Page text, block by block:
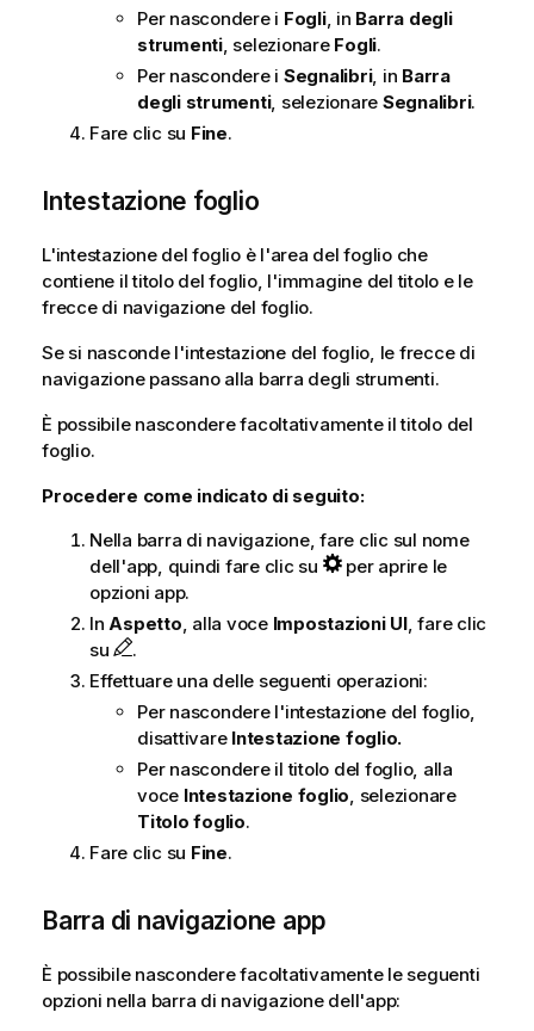
Per nascondere i Fogli, in Barra degli
strumenti, selezionare Fogli.
Per nascondere i Segnalibri, in Barra
degli strumenti, selezionare Segnalibri.
Fare clic su Fine.
Intestazione foglio
L'intestazione del foglio è l'area del foglio che
contiene il titolo del foglio, l'immagine del titolo e le
frecce di navigazione del foglio.
Se si nasconde l'intestazione del foglio, le frecce di
navigazione passano alla barra degli strumenti.
È possibile nascondere facoltativamente il titolo del
foglio.
Procedere come indicato di seguito:
Nella barra di navigazione, fare clic sul nome
dell'app, quindi fare clic su
per aprire le
opzioni app.
InAspetto, alla voce Impostazioni UI, fare clic
su
.
Effettuare una delle seguenti operazioni:
Per nascondere l'intestazione del foglio,
disattivare Intestazione foglio.
Per nascondere il titolo del foglio, alla
voce Intestazione foglio, selezionare
Titolo foglio.
Fare clic su Fine.
Barra di navigazione app
È possibile nascondere facoltativamente le seguenti
opzioni nella barra di navigazione dell'app: